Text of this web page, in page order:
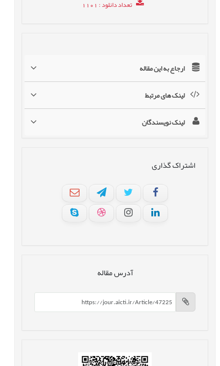
تعداد دانلود: 1101
ارجاع به این مقاله
لینک های مرتبط
لینک نویسندگان
اشتراک گذاری
آدرس مقاله